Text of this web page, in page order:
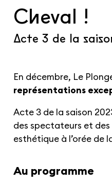
Cheval !
Acte 3 de la
En décembre, Le
représentations
Acte 3 de la saison
des spectateurs et
esthétique à l’orée de
Au programme